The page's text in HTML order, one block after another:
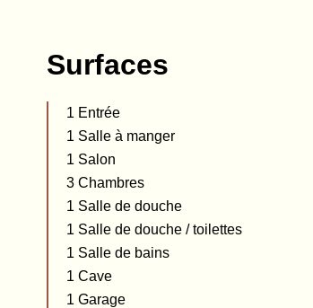
Surfaces
1 Entrée
1 Salle à manger
1 Salon
3 Chambres
1 Salle de douche
1 Salle de douche / toilettes
1 Salle de bains
1 Cave
1 Garage